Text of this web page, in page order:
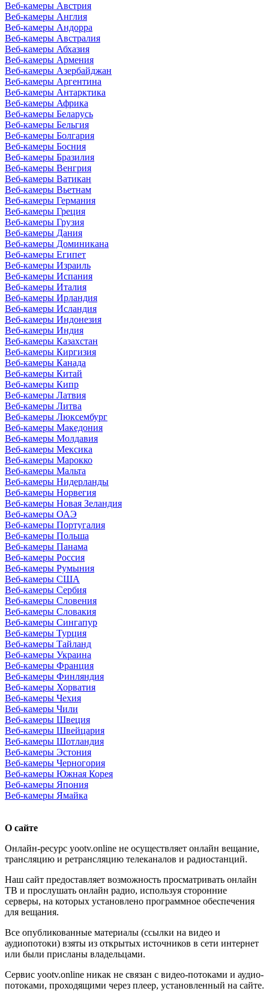
Веб-камеры Австрия
Веб-камеры Англия
Веб-камеры Андорра
Веб-камеры Австралия
Веб-камеры Абхазия
Веб-камеры Армения
Веб-камеры Азербайджан
Веб-камеры Аргентина
Веб-камеры Антарктика
Веб-камеры Африка
Веб-камеры Беларусь
Веб-камеры Бельгия
Веб-камеры Болгария
Веб-камеры Босния
Веб-камеры Бразилия
Веб-камеры Венгрия
Веб-камеры Ватикан
Веб-камеры Вьетнам
Веб-камеры Германия
Веб-камеры Греция
Веб-камеры Грузия
Веб-камеры Дания
Веб-камеры Доминикана
Веб-камеры Египет
Веб-камеры Израиль
Веб-камеры Испания
Веб-камеры Италия
Веб-камеры Ирландия
Веб-камеры Исландия
Веб-камеры Индонезия
Веб-камеры Индия
Веб-камеры Казахстан
Веб-камеры Киргизия
Веб-камеры Канада
Веб-камеры Китай
Веб-камеры Кипр
Веб-камеры Латвия
Веб-камеры Литва
Веб-камеры Люксембург
Веб-камеры Македония
Веб-камеры Молдавия
Веб-камеры Мексика
Веб-камеры Марокко
Веб-камеры Мальта
Веб-камеры Нидерланды
Веб-камеры Норвегия
Веб-камеры Новая Зеландия
Веб-камеры ОАЭ
Веб-камеры Португалия
Веб-камеры Польша
Веб-камеры Панама
Веб-камеры Россия
Веб-камеры Румыния
Веб-камеры США
Веб-камеры Сербия
Веб-камеры Словения
Веб-камеры Словакия
Веб-камеры Сингапур
Веб-камеры Турция
Веб-камеры Тайланд
Веб-камеры Украина
Веб-камеры Франция
Веб-камеры Финляндия
Веб-камеры Хорватия
Веб-камеры Чехия
Веб-камеры Чили
Веб-камеры Швеция
Веб-камеры Швейцария
Веб-камеры Шотландия
Веб-камеры Эстония
Веб-камеры Черногория
Веб-камеры Южная Корея
Веб-камеры Япония
Веб-камеры Ямайка
О сайте
Онлайн-ресурс yootv.online не осуществляет онлайн вещание,
трансляцию и ретрансляцию телеканалов и радиостанций.
Наш сайт предоставляет возможность просматривать онлайн
ТВ и прослушать онлайн радио, используя сторонние
серверы, на которых установлено программное обеспечения
для вещания.
Все опубликованные материалы (ссылки на видео и
аудиопотоки) взяты из открытых источников в сети интернет
или были присланы владельцами.
Сервис yootv.online никак не связан с видео-потоками и аудио-
потоками, проходящими через плеер, установленный на сайте.